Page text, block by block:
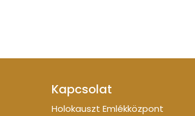
Kapcsolat
Holokauszt Emlékközpont